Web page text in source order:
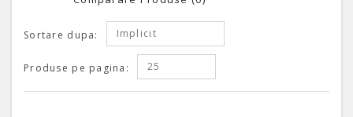
Sortare dupa: Implicit
Produse pe pagina: 25